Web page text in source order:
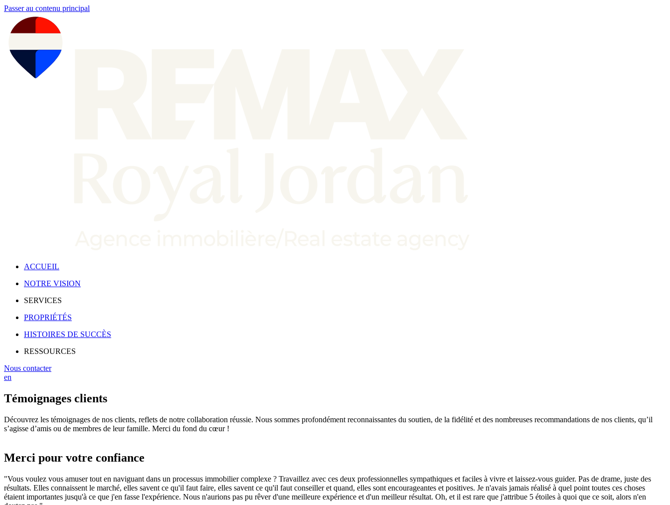
Passer au contenu principal
ACCUEIL
NOTRE VISION
SERVICES
PROPRIÉTÉS
HISTOIRES DE SUCCÈS
RESSOURCES
Nous contacter
en
Témoignages clients
Découvrez les témoignages de nos clients, reflets de notre collaboration réussie. Nous sommes profondément reconnaissantes du soutien, de la fidélité et des nombreuses recommandations de nos clients, qu’il
s’agisse d’amis ou de membres de leur famille. Merci du fond du cœur !
Merci pour votre confiance
"Vous voulez vous amuser tout en naviguant dans un processus immobilier complexe ? Travaillez avec ces deux professionnelles sympathiques et faciles à vivre et laissez-vous guider. Pas de drame, juste des
résultats. Elles connaissent le marché, elles savent ce qu'il faut faire, elles savent ce qu'il faut conseiller et quand, elles sont encourageantes et positives. Je n'avais jamais réalisé à quel point toutes ces choses
étaient importantes jusqu'à ce que j'en fasse l'expérience. Nous n'aurions pas pu rêver d'une meilleure expérience et d'un meilleur résultat. Oh, et il est rare que j'attribue 5 étoiles à quoi que ce soit, alors n'en